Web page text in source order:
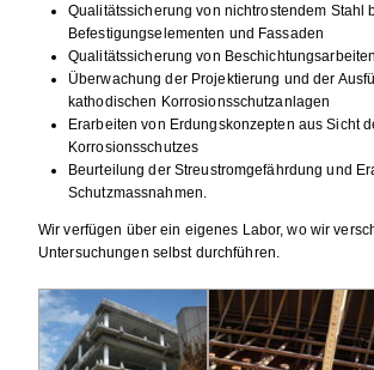
Qualitätssicherung von nichtrostendem Stahl
Befestigungselementen und Fassaden
Qualitätssicherung von
Überwachung der Projektierung und der
kathodischen Korrosionsschutzanlagen
Erarbeiten von Erdungskonzepten aus Sicht
Korrosionsschutzes
Beurteilung der Streustromgefährdung und
Schutzmassnahmen.
Wir verfügen über ein eigenes Labor, wo wir
Untersuchungen selbst durchführen.